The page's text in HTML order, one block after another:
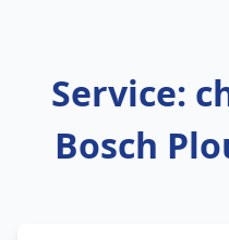
Service:
Bosch